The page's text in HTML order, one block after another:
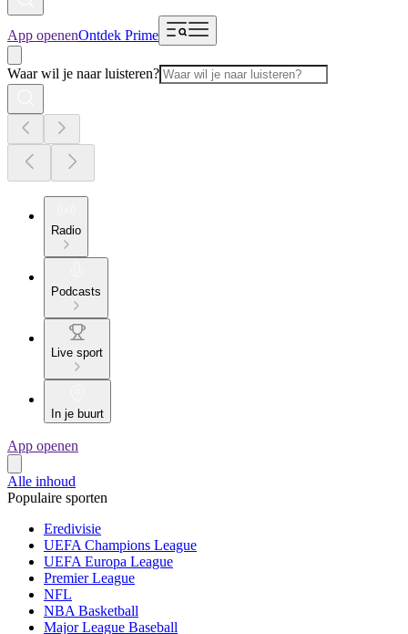
App openenOntdek Prime
Waar wil je naar luisteren?
Radio
Podcasts
Live sport
In je buurt
App openen
Alle inhoud
Populaire sporten
Eredivisie
UEFA Champions League
UEFA Europa League
Premier League
NFL
NBA Basketball
Major League Baseball